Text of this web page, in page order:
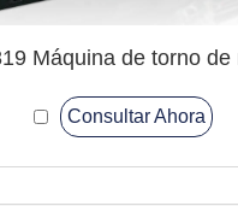
Consultar Ahora